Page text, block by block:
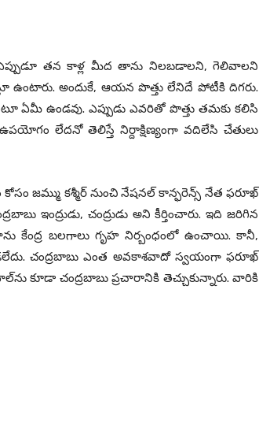
ఎప్పుడూ త‌న కాళ్ల మీద తాను నిల‌బ‌డాల‌ని, గెలివాల‌ని
ఉంటారు. అందుకే, ఆయ‌న పొత్తు లేనిదే పోటీకి దిగ‌రు.
ఏమీ ఉండ‌వు. ఎప్పుడు ఎవ‌రితో పొత్తు త‌మ‌కు కలిసి
లేద‌నో తెలిస్తే నిర్దాక్షిణ్యంగా వ‌దిలేసి చేతులు
జ‌మ్ము క‌శ్మీర్ నుంచి నేష‌న‌ల్ కాన్ఫ‌రెన్స్ నేత ఫ‌రూఖ్
ఇంద్రుడు, చంద్రుడు అని కీర్తించారు. ఇది జ‌రిగిన
కేంద్ర బ‌ల‌గాలు గృహ నిర్బంధంలో ఉంచాయి. కానీ,
చంద్ర‌బాబు ఎంత అవ‌కాశ‌వాదో స్వ‌యంగా ఫ‌రూఖ్
కూడా చంద్ర‌బాబు ప్ర‌చారానికి తెచ్చుకున్నారు. వారికి